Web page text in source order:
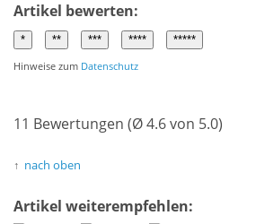
Artikel bewerten:
Hinweise zum Datenschutz
11 Bewertungen (Ø 4.6 von 5.0)
nach oben
Artikel weiterempfehlen: